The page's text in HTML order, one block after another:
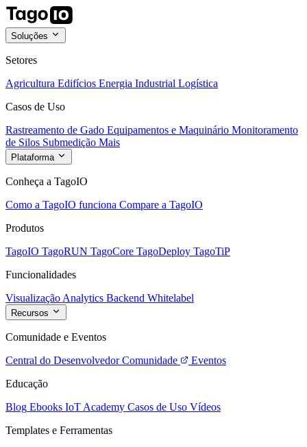
Soluções
Setores
Agricultura Edifícios Energia Industrial Logística
Casos de Uso
Rastreamento de Gado Equipamentos e Maquinário Monitoramento
de Silos Submedição Mais
Plataforma
Conheça a TagoIO
Como a TagoIO funciona Compare a TagoIO
Produtos
TagoIO TagoRUN TagoCore TagoDeploy TagoTiP
Funcionalidades
Visualização Analytics Backend Whitelabel
Recursos
Comunidade e Eventos
Central do Desenvolvedor Comunidade
Eventos
Educação
Blog Ebooks IoT Academy Casos de Uso Vídeos
Templates e Ferramentas